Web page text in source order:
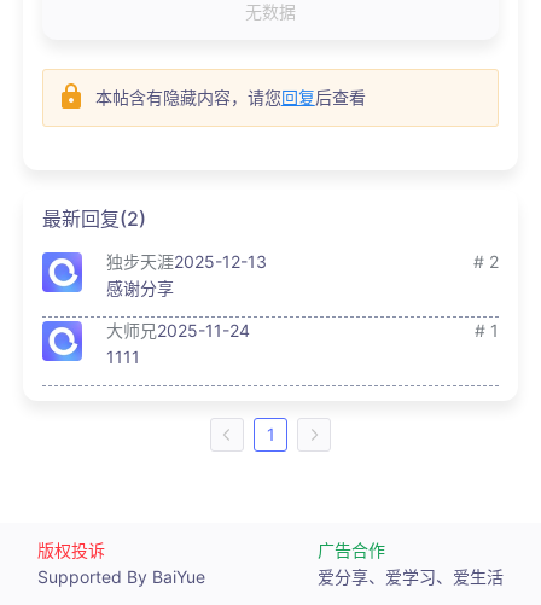
无数据
本帖含有隐藏内容，请您回复后查看
最新回复(2)
独步天涯2025-12-13
# 2
感谢分享
大师兄2025-11-24
# 1
1111
1
版权投诉
Supported By BaiYue
广告合作
爱分享、爱学习、爱生活